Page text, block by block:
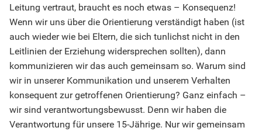
Leitung vertraut, braucht es noch etwas – Konsequenz!
Wenn wir uns über die Orientierung verständigt haben (ist
auch wieder wie bei Eltern, die sich tunlichst nicht in den
Leitlinien der Erziehung widersprechen sollten), dann
kommunizieren wir das auch gemeinsam so. Warum sind
wir in unserer Kommunikation und unserem Verhalten
konsequent zur getroffenen Orientierung? Ganz einfach –
wir sind verantwortungsbewusst. Denn wir haben die
Verantwortung für unsere 15-Jährige. Nur wir gemeinsam